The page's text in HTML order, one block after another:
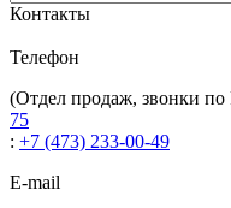
Контакты
Телефон
(Отдел продаж, звонки по
75
: +7 (473) 233-00-49
E-mail